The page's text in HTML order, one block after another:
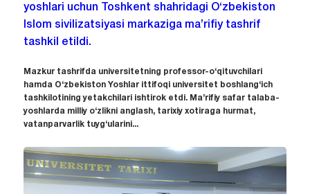
yoshlari uchun Toshkent shahridagi O‘zbekiston
Islom sivilizatsiyasi markaziga ma’rifiy tashrif
tashkil etildi.
Mazkur tashrifda universitetning professor-o‘qituvchilari
hamda O‘zbekiston Yoshlar ittifoqi universitet boshlang‘ich
tashkilotining yetakchilari ishtirok etdi. Ma’rifiy safar talaba-
yoshlarda milliy o‘zlikni anglash, tarixiy xotiraga hurmat,
vatanparvarlik tuyg‘ularini...